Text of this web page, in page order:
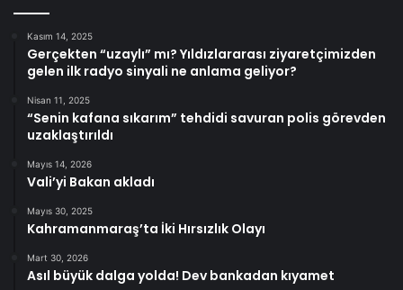
Kasım 14, 2025
Gerçekten “uzaylı” mı? Yıldızlararası ziyaretçimizden
gelen ilk radyo sinyali ne anlama geliyor?
Nisan 11, 2025
“Senin kafana sıkarım” tehdidi savuran polis görevden
uzaklaştırıldı
Mayıs 14, 2026
Vali’yi Bakan akladı
Mayıs 30, 2025
Kahramanmaraş’ta İki Hırsızlık Olayı
Mart 30, 2026
Asıl büyük dalga yolda! Dev bankadan kıyamet